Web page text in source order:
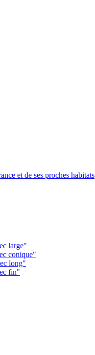
et de ses proches habitats
large"
conique"
long"
fin"